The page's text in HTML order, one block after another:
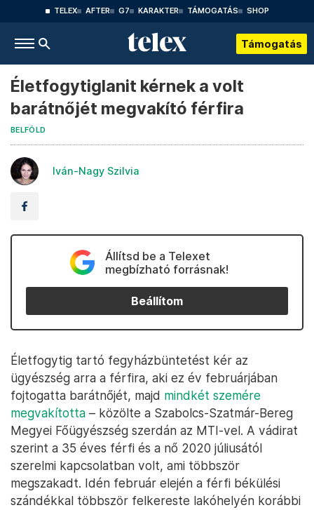
TELEX AFTER G7 KARAKTER TÁMOGATÁS SHOP
Támogatás
Életfogytiglanit kérnek a volt
barátnőjét megvakító férfira
BELFÖLD
Iván-Nagy Szilvia
Állítsd be a Telexet
megbízható forrásnak!
Beállítom
Életfogytig tartó fegyházbüntetést kér az
ügyészség arra a férfira, aki ez év februárjában
fojtogatta barátnőjét, majd mindkét szemére
megvakította – közölte a Szabolcs-Szatmár-Bereg
Megyei Főügyészség szerdán az MTI-vel. A vádirat
szerint a 35 éves férfi és a nő 2020 júliusától
szerelmi kapcsolatban volt, ami többször
megszakadt. Idén február elején a férfi békülési
szándékkal többször felkereste lakóhelyén korábbi